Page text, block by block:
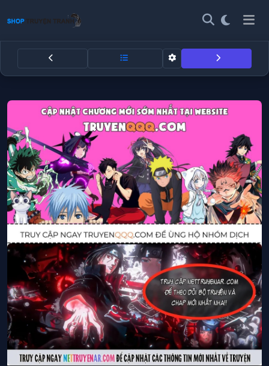
Tsubasa – Giấc Mơ Sân Cỏ -